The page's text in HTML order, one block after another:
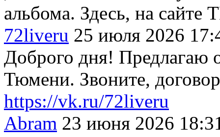
альбома. Здесь, на
72liveru 25 июля 2026
Доброго дня! Предлагаю
Тюмени. Звоните,
https://vk.ru/72liveru
Abram 23 июня 2026